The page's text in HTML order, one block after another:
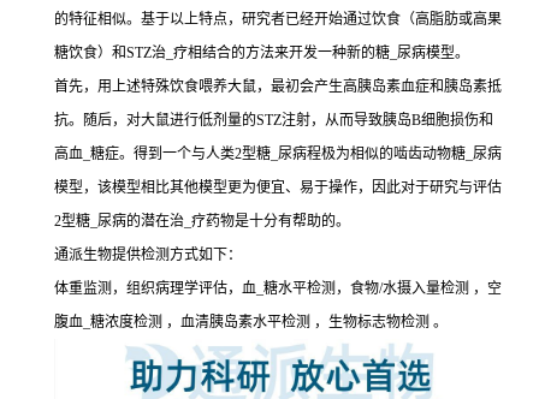
的特征相似。基于以上特点，研究者已经开始通过饮食（高脂肪或高果
糖饮食）和STZ治_疗相结合的方法来开发一种新的糖_尿病模型。
首先，用上述特殊饮食喂养大鼠，最初会产生高胰岛素血症和胰岛素抵
抗。随后，对大鼠进行低剂量的STZ注射，从而导致胰岛B细胞损伤和
高血_糖症。得到一个与人类2型糖_尿病程极为相似的啮齿动物糖_尿病
模型，该模型相比其他模型更为便宜、易于操作，因此对于研究与评估
2型糖_尿病的潜在治_疗药物是十分有帮助的。
通派生物提供检测方式如下：
体重监测，组织病理学评估，血_糖水平检测，食物/水摄入量检测 ，空
腹血_糖浓度检测 ，血清胰岛素水平检测 ，生物标志物检测 。